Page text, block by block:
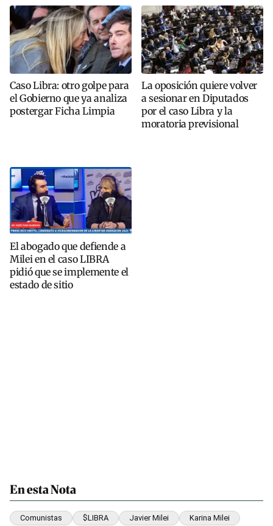
Caso Libra: otro golpe para
el Gobierno que ya analiza
postergar Ficha Limpia
La oposición quiere volver
a sesionar en Diputados
por el caso Libra y la
moratoria previsional
El abogado que defiende a
Milei en el caso LIBRA
pidió que se implemente el
estado de sitio
En esta Nota
Comunistas $LIBRA Javier Milei Karina Milei